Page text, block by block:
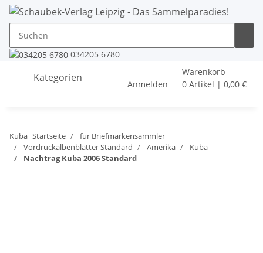
034205 6780
Kategorien
Anmelden
Warenkorb
0 Artikel | 0,00 €
Kuba Startseite
für Briefmarkensammler
Vordruckalbenblätter Standard
Amerika
Kuba
Nachtrag Kuba 2006 Standard